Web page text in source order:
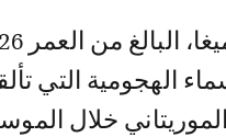
الهجومية التي
خلال